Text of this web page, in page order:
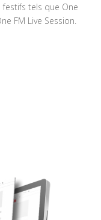
tels que One
FM Live Session.